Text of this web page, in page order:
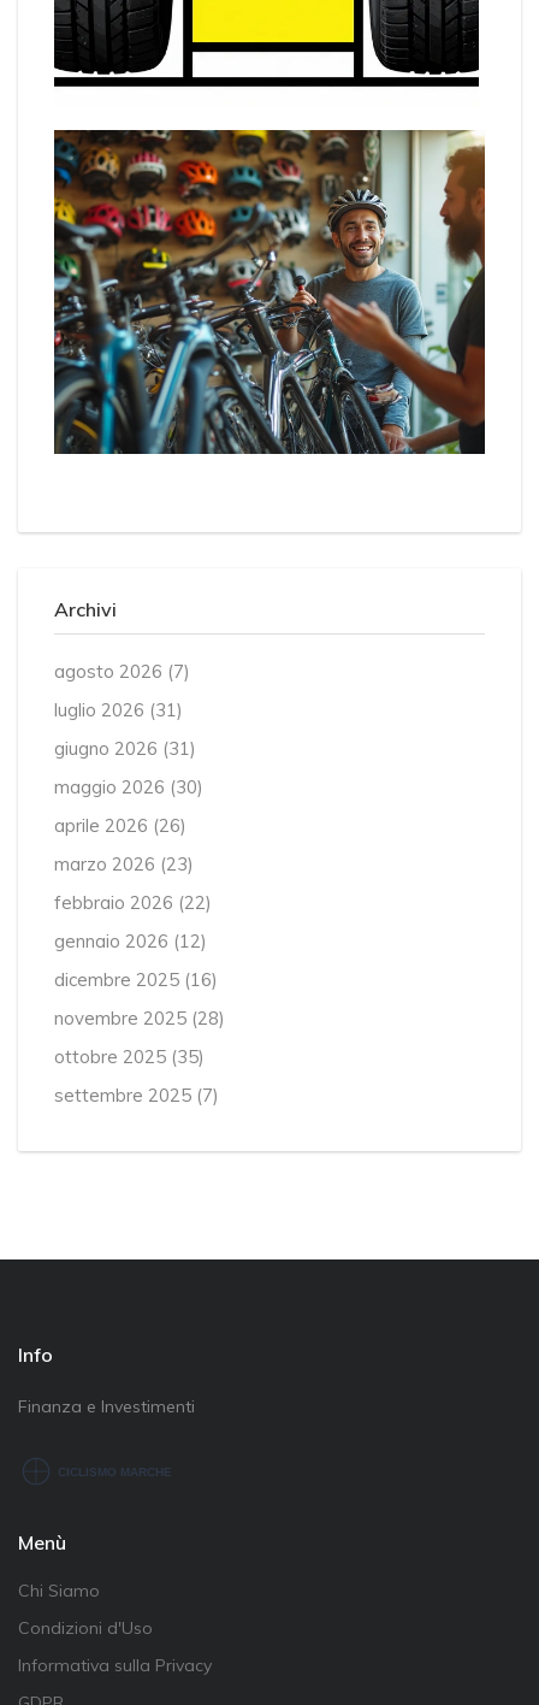
Archivi
agosto 2026 (7)
luglio 2026 (31)
giugno 2026 (31)
maggio 2026 (30)
aprile 2026 (26)
marzo 2026 (23)
febbraio 2026 (22)
gennaio 2026 (12)
dicembre 2025 (16)
novembre 2025 (28)
ottobre 2025 (35)
settembre 2025 (7)
Info
Finanza e Investimenti
Menù
Chi Siamo
Condizioni d'Uso
Informativa sulla Privacy